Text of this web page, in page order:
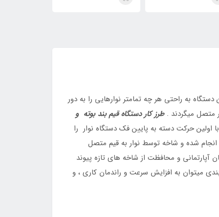
به راحتی هر چه تمامتر نوارهایی را به دور
متصل میگردند .طرز کار دستگاه قیم بند بوته و
اولین حرکت دسته به پایین فک دستگاه نوار را
انجام شده و شاخه توسط نوار به قیم متصل
آپارتمانی و محافظت از شاخه های تازه پیوند
میتوان به افزایش سرعت و راندمان کاری ، و